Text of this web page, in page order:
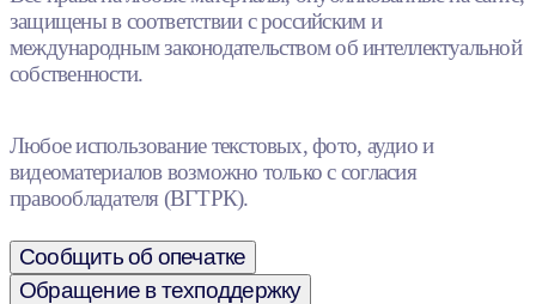
защищены в соответствии с российским и
международным законодательством об интеллектуальной
собственности.
Любое использование текстовых, фото, аудио и
видеоматериалов возможно только с согласия
правообладателя (ВГТРК).
Сообщить об опечатке
Обращение в техподдержку